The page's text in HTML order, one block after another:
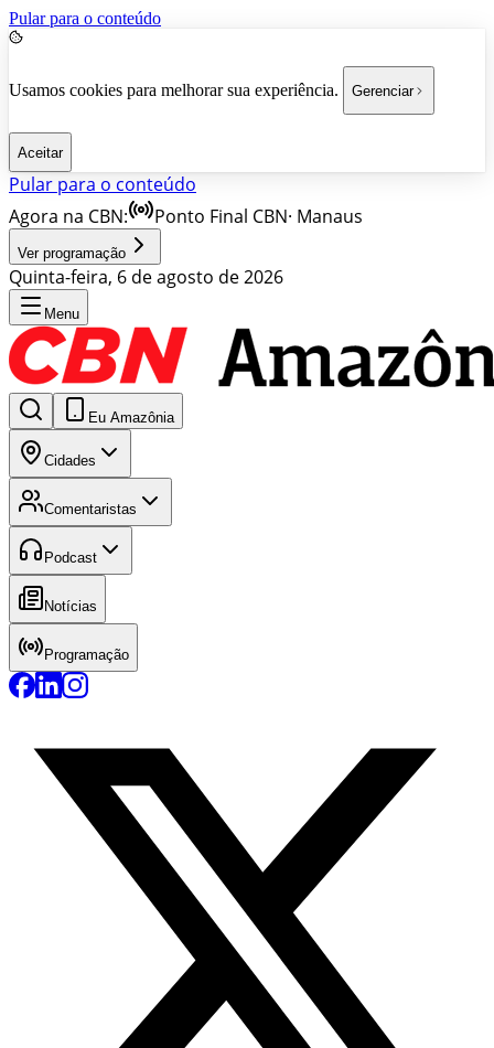
Pular para o conteúdo
Usamos cookies para melhorar sua experiência. Gerenciar
Aceitar
Pular para o conteúdo
Agora na CBN:
Ponto Final CBN· Manaus
Ver programação
Quinta-feira, 6 de agosto de 2026
Menu
Eu Amazônia
Cidades
Comentaristas
Podcast
Notícias
Programação